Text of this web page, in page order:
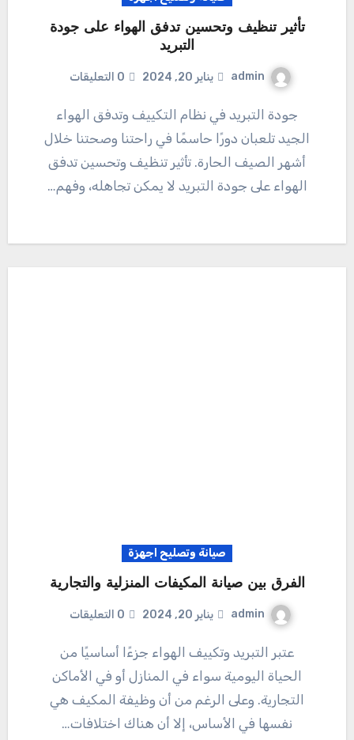
تأثير تنظيف وتحسين تدفق الهواء على جودة
التبريد
admin يناير 20, 2024 0 التعليقات
جودة التبريد في نظام التكييف وتدفق الهواء
الجيد تلعبان دورًا حاسمًا في راحتنا وصحتنا خلال
أشهر الصيف الحارة. تأثير تنظيف وتحسين تدفق
الهواء على جودة التبريد لا يمكن تجاهله، وفهم…
صيانة وتصليح اجهزة
الفرق بين صيانة المكيفات المنزلية والتجارية
admin يناير 20, 2024 0 التعليقات
عتبر التبريد وتكييف الهواء جزءًا أساسيًا من
الحياة اليومية سواء في المنازل أو في الأماكن
التجارية. وعلى الرغم من أن وظيفة المكيف هي
نفسها في الأساس، إلا أن هناك اختلافات…